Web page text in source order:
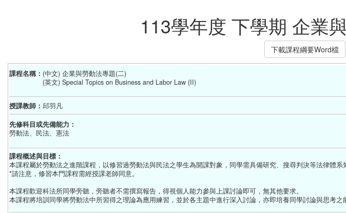
113學年度 下學期 企業
下載課程綱要Word檔
課程名稱： (中文) 企業與勞動法專題(二)
(英文) Special Topics on Business and Labor Law (II)
授課教師： 邱羽凡
先修科目或先備能力：
勞動法、民法、憲法
課程概述與目標：
本課程屬於勞動法之進階課程，以修習過勞動法與民法之學生為開課對象，同學需具備研究、搜尋判決等法律體
*請注意，修習本門課程需經授課老師同意。
本課程歡迎科法所同學旁聽，旁聽者不需撰寫報告，得視個人能力參與上課討論即可，無其他要求。
本課程將培訓同學將勞動法中所習得之理論為應用練習，並於各主題中進行深入討論，亦即培養同學討論與思考之